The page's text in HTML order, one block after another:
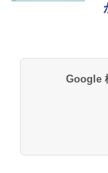
Google